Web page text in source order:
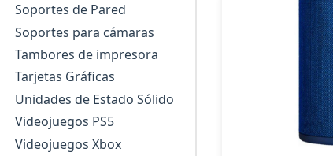
Soportes de Pared
Soportes para cámaras
Tambores de impresora
Tarjetas Gráficas
Unidades de Estado Sólido
Videojuegos PS5
Videojuegos Xbox